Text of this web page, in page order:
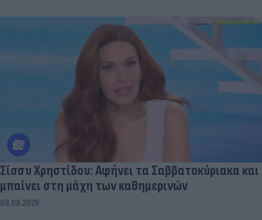
Σίσσυ Χρηστίδου: Αφήνει τα Σαββατοκύριακα και
μπαίνει στη μάχη των καθημερινών
08.08.2026